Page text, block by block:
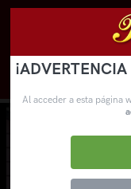
Al acceder a esta página